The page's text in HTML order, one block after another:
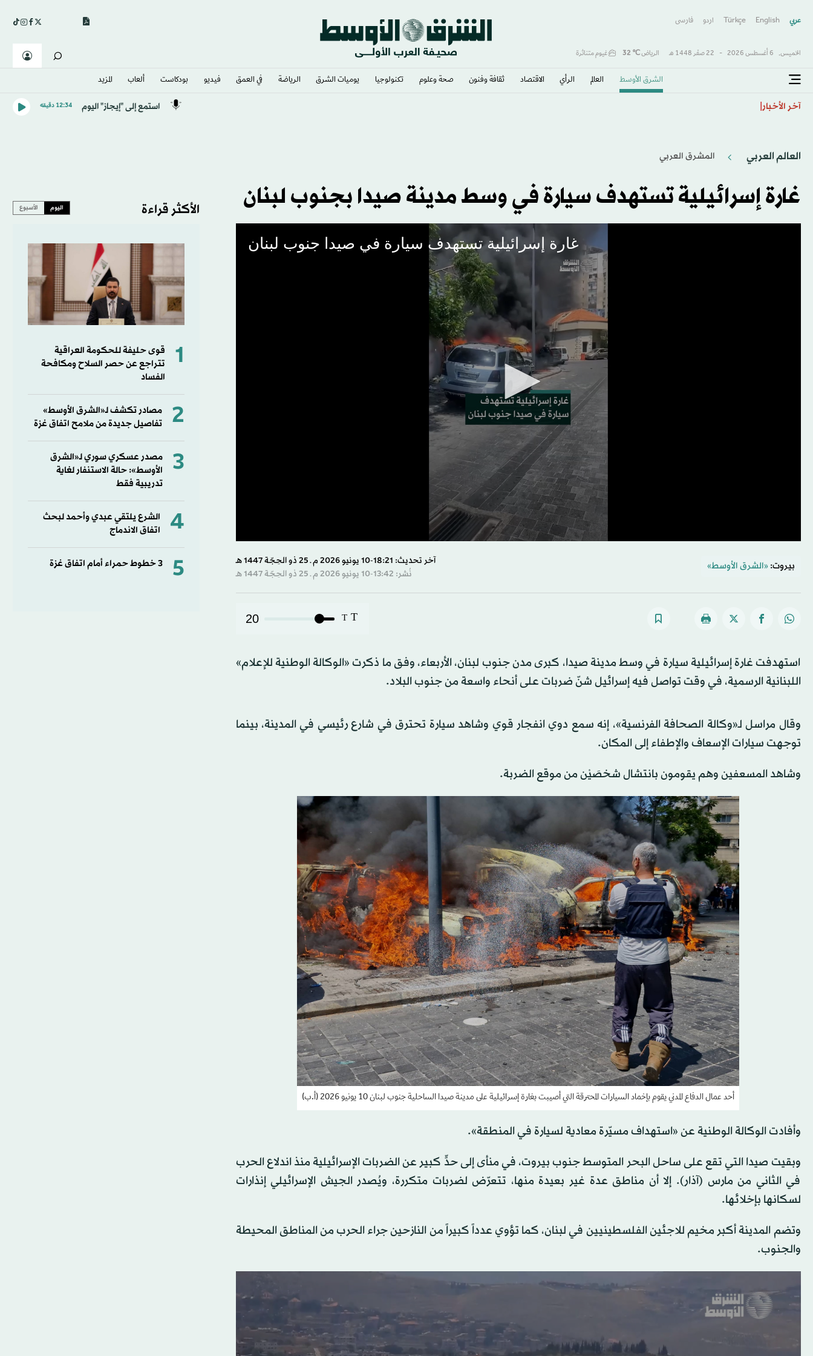
عربي English
Türkçe اردو فارسى
الخميس, 6 أغسطس 2026 - 22 صفَر 1448 هـ الرياض℃
32 غيوم متناثرة
الشرق الأوسط​ العالم الرأي الاقتصاد ثقافة وفنون صحة وعلوم تكنولوجيا يوميات الشرق​ الرياضة في العمق فيديو بودكاست ألعاب المزيد
آخر الأخبار استمع إلى "إيجاز" اليوم 12:34 دقيقه
العالم العربي المشرق العربي
غارة إسرائيلية تستهدف سيارة في وسط مدينة صيدا بجنوب لبنان
غارة إسرائيلية تستهدف سيارة في صيدا جنوب لبنان
seconds
of
27
90%
بيروت: «الشرق الأوسط»
آخر تحديث: 18:21-10 يونيو 2026 م ـ 25 ذو الحِجّة 1447 هـ
نُشر: 13:42-10 يونيو 2026 م ـ 25 ذو الحِجّة 1447 هـ
T
T
20
استهدفت غارة إسرائيلية سيارة في وسط مدينة صيدا، كبرى مدن جنوب لبنان، الأربعاء، وفق ما ذكرت «الوكالة الوطنية للإعلام»
اللبنانية الرسمية، في وقت تواصل فيه إسرائيل شنّ ضربات على أنحاء واسعة من جنوب البلاد.
وقال مراسل لـ«وكالة الصحافة الفرنسية»، إنه سمع دوي انفجار قوي وشاهد سيارة تحترق في شارع رئيسي في المدينة، بينما
توجهت سيارات الإسعاف والإطفاء إلى المكان.
وشاهد المسعفين وهم يقومون بانتشال شخصَيْن من موقع الضربة.
أحد عمال الدفاع المدني يقوم بإخماد السيارات المحترقة التي أصيبت بغارة إسرائيلية على مدينة صيدا الساحلية جنوب لبنان 10 يونيو 2026 (أ.ب)
وأفادت الوكالة الوطنية عن «استهداف مسيّرة معادية لسيارة في المنطقة».
وبقيت صيدا التي تقع على ساحل البحر المتوسط جنوب بيروت، في منأى إلى حدٍّ كبير عن الضربات الإسرائيلية منذ اندلاع الحرب
في الثاني من مارس (آذار). إلا أن مناطق عدة غير بعيدة منها، تتعرّض لضربات متكررة، ويُصدر الجيش الإسرائيلي إنذارات
لسكانها بإخلائها.
وتضم المدينة أكبر مخيم للاجئين الفلسطينيين في لبنان، كما تؤوي عدداً كبيراً من النازحين جراء الحرب من المناطق المحيطة
والجنوب.
الأكثر قراءة اليوم الأسبوع
1
قوى حليفة للحكومة العراقية
تتراجع عن حصر السلاح ومكافحة
الفساد
2
مصادر تكشف لـ«الشرق الأوسط»
تفاصيل جديدة من ملامح اتفاق غزة
3
مصدر عسكري سوري لـ«الشرق
الأوسط»: حالة الاستنفار لغاية
تدريبية فقط
4
الشرع يلتقي عبدي وأحمد لبحث
اتفاق الاندماج
5 3 خطوط حمراء أمام اتفاق غزة